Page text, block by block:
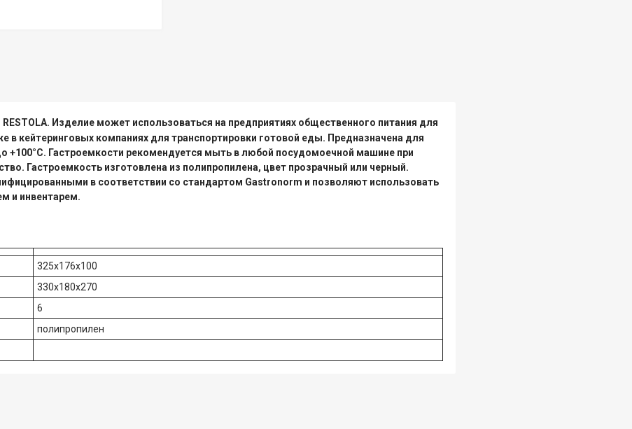
Изделие может использоваться на предприятиях общественного питания для
в кейтеринговых компаниях для транспортировки готовой еды. Предназначена для
+100°С. Гастроемкости рекомендуется мыть в любой посудомоечной машине при
Гастроемкость изготовлена из полипропилена, цвет прозрачный или черный.
в соответствии со стандартом Gastronorm и позволяют использовать
и инвентарем.
325х176х100
330х180х270
6
полипропилен